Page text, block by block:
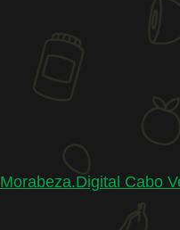
Morabeza.Digital Cabo